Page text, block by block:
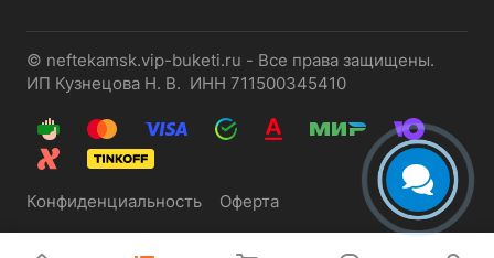
© neftekamsk.vip-buketi.ru - Все права защищены.
ИП Кузнецова Н. В. ИНН 711500345410
Конфиденциальность Оферта